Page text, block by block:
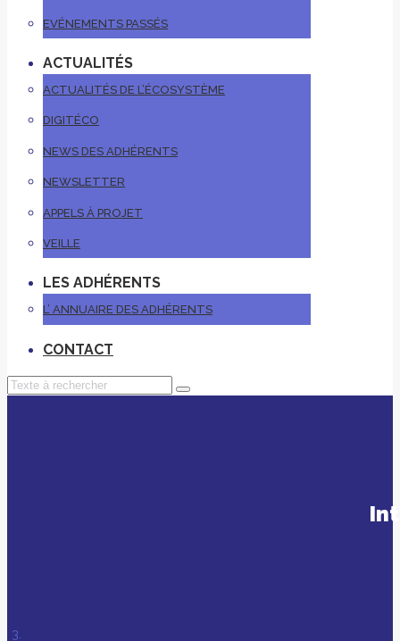
EVÉNEMENTS PASSÉS
ACTUALITÉS
ACTUALITÉS DE L’ÉCOSYSTÈME
DIGITÉCO
NEWS DES ADHÉRENTS
NEWSLETTER
APPELS À PROJET
VEILLE
LES ADHÉRENTS
L’ ANNUAIRE DES ADHÉRENTS
CONTACT